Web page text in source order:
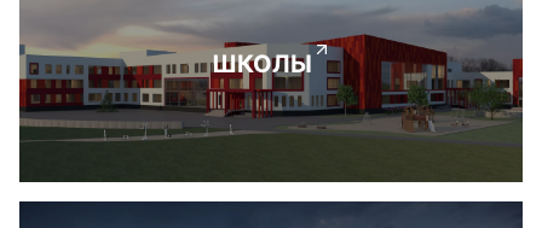
ШКОЛЫ